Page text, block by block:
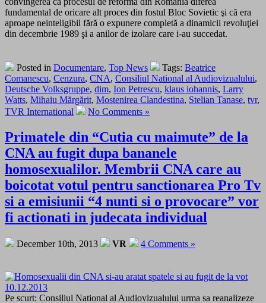
fundamental de oricare alt proces din fostul Bloc Sovietic şi că era
aproape neinteligibil fără o expunere completă a dinamicii revoluţiei
din decembrie 1989 şi a anilor de izolare care i-au succedat.
Posted in Documentare, Top News Tags: Beatrice
Comanescu, Cenzura, CNA, Consiliul National al Audiovizualului,
Deutsche Volksgruppe, dim, Ion Petrescu, klaus iohannis, Larry
Watts, Mihaiu Mărgărit, Mostenirea Clandestina, Stelian Tanase, tvr,
TVR International
No Comments »
Primatele din “Cutia cu maimute” de la
CNA au fugit dupa bananele
homosexualilor. Membrii CNA care au
boicotat votul pentru sanctionarea Pro Tv
si a emisiunii “4 nunti si o provocare” vor
fi actionati in judecata individual
December 10th, 2013 VR 4 Comments »
Pe scurt: Consiliul National al Audiovizualului urma sa reanalizeze